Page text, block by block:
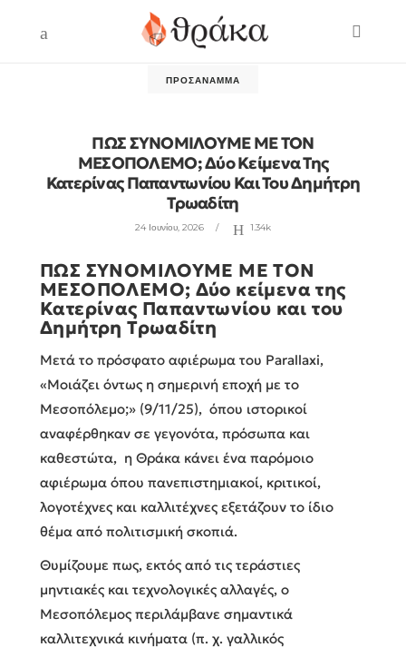
ΠΡΟΣΆΝΑΜΜΑ
ΠΩΣ ΣΥΝΟΜΙΛΟΥΜΕ ΜΕ ΤΟΝ
ΜΕΣΟΠΟΛΕΜΟ; Δύο Κείμενα Της
Κατερίνας Παπαντωνίου Και Του Δημήτρη
Τρωαδίτη
24 Ιουνίου, 2026 1.34k
ΠΩΣ ΣΥΝΟΜΙΛΟΥΜΕ ΜΕ ΤΟΝ
ΜΕΣΟΠΟΛΕΜΟ; Δύο κείμενα της
Κατερίνας Παπαντωνίου και του
Δημήτρη Τρωαδίτη
Μετά το πρόσφατο αφιέρωμα του Parallaxi,
«Μοιάζει όντως η σημερινή εποχή με το
Μεσοπόλεμο;» (9/11/25), όπου ιστορικοί
αναφέρθηκαν σε γεγονότα, πρόσωπα και
καθεστώτα, η Θράκα κάνει ένα παρόμοιο
αφιέρωμα όπου πανεπιστημιακοί, κριτικοί,
λογοτέχνες και καλλιτέχνες εξετάζουν το ίδιο
θέμα από πολιτισμική σκοπιά.
Θυμίζουμε πως, εκτός από τις τεράστιες
μηντιακές και τεχνολογικές αλλαγές, ο
Μεσοπόλεμος περιλάμβανε σημαντικά
καλλιτεχνικά κινήματα (π. χ. γαλλικός